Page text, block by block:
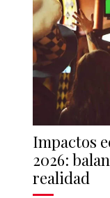
Impactos
2026:
realidad